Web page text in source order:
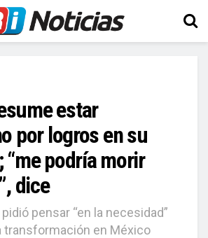
estar
por logros en su
“me podría morir
dice
pensar “en la necesidad”
transformación en México